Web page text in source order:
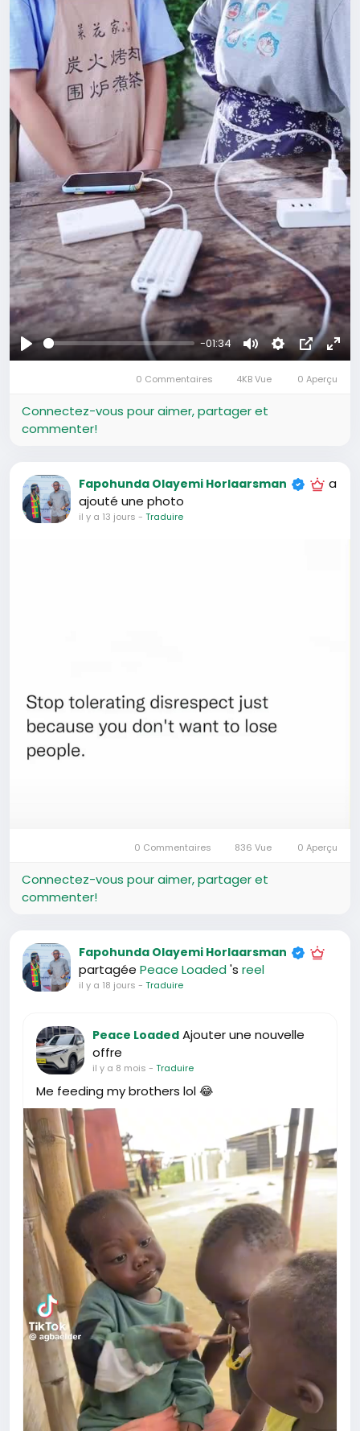
Se
-01:34
MuetSettings
Image
dans
Plein
0 Commentaires 4KB Vue 0 Aperçu
Connectez-vous pour aimer, partager et
commenter!
Fapohunda Olayemi Horlaarsman
a
ajouté une photo
il y a 13 jours - Traduire
0 Commentaires 836 Vue 0 Aperçu
Connectez-vous pour aimer, partager et
commenter!
Fapohunda Olayemi Horlaarsman
partagée Peace Loaded 's reel
il y a 18 jours - Traduire
Peace Loaded Ajouter une nouvelle
offre
il y a 8 mois - Traduire
Me feeding my brothers lol 😂